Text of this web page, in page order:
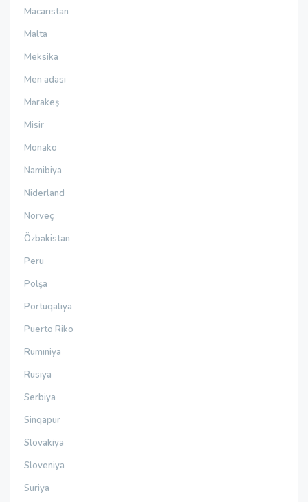
Macarıstan
Malta
Meksika
Men adası
Mərakeş
Misir
Monako
Namibiya
Niderland
Norveç
Özbəkistan
Peru
Polşa
Portuqaliya
Puerto Riko
Rumıniya
Rusiya
Serbiya
Sinqapur
Slovakiya
Sloveniya
Suriya